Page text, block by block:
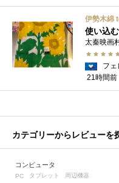
伊勢木綿
フェ
21時間前
カテゴリーからレビューを
コンピュータ
PC タブレット 周辺機器